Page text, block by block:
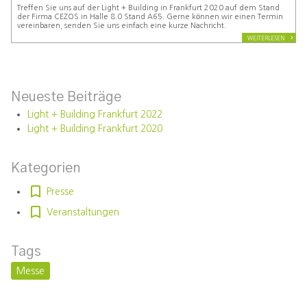
Treffen Sie uns auf der Light + Building in Frankfurt 2020 auf dem Stand
der Firma CEZOS in Halle 8.0 Stand A65. Gerne können wir einen Termin
vereinbaren, senden Sie uns einfach eine kurze Nachricht.
WEITERLESEN
Neueste Beiträge
Light + Building Frankfurt 2022
Light + Building Frankfurt 2020
Kategorien
Presse
Veranstaltungen
Tags
Messe